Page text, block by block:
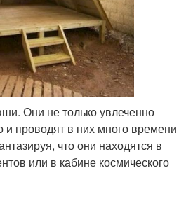
Они не только увлеченно
и проводят в них много времени
что они находятся в
или в кабине космического